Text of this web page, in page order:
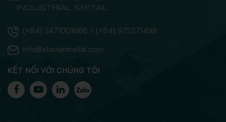
(+84) 2471001868 / (+84) 975271499
info@stavianmetal.com
KẾT NỐI VỚI CHÚNG TÔI